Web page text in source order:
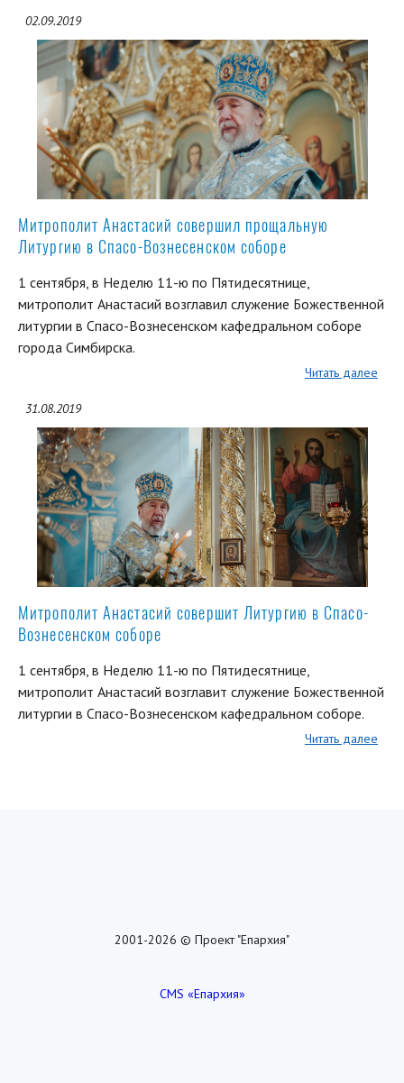
02.09.2019
Митрополит Анастасий совершил прощальную
Литургию в Спасо-Вознесенском соборе
1 сентября, в Неделю 11-ю по Пятидесятнице,
митрополит Анастасий возглавил служение Божественной
литургии в Спасо-Вознесенском кафедральном соборе
города Симбирска.
Читать далее
31.08.2019
Митрополит Анастасий совершит Литургию в Спасо-
Вознесенском соборе
1 сентября, в Неделю 11-ю по Пятидесятнице,
митрополит Анастасий возглавит служение Божественной
литургии в Спасо-Вознесенском кафедральном соборе.
Читать далее
2001-2026 © Проект "Епархия"
CMS «Епархия»